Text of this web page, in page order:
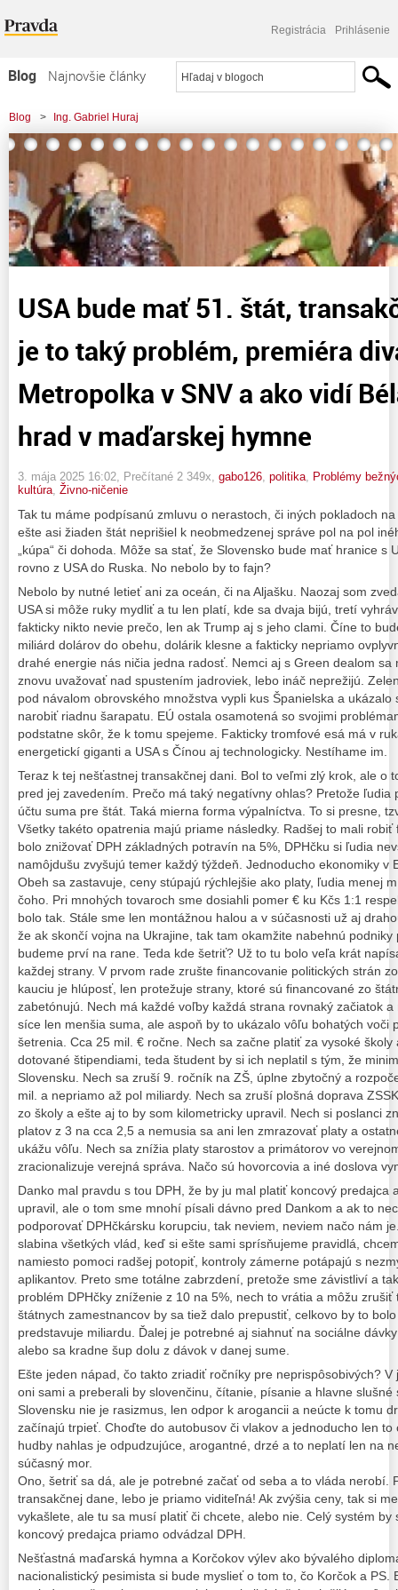
Registrácia Prihlásenie
Blog
Najnovšie články
Najčítanejšie články
Najkomentovanejšie články
Zoznam blogov
Komerčné blogy
Blog > Ing. Gabriel Huraj
> USA bude mať 51. štát, transakčná daň a prečo je to taký problém, premiéra
divadelnej hry Metropolka
USA bude mať 51. štát,
je to taký problém, premiéra
Metropolka v SNV a ako vidí
hrad v maďarskej hymne
3. mája 2025 16:02 , Prečítané 2 349x, gabo126 politika Problémy
kultúra Živno-ničenie
Tak tu máme podpísanú zmluvu o nerastoch, či iných pokladoch
ešte asi žiaden štát neprišiel k neobmedzenej správe pol na pol
„kúpa“ či dohoda. Môže sa stať, že Slovensko bude mať hranice s
rovno z USA do Ruska. No nebolo by to fajn?
Nebolo by nutné letieť ani za oceán, či na Aljašku. Naozaj som
USA si môže ruky mydliť a tu len platí, kde sa dvaja bijú, tretí
fakticky nikto nevie prečo, len ak Trump aj s jeho clami. Číne to
miliárd dolárov do obehu, dolárik klesne a fakticky nepriamo
drahé energie nás ničia jedna radosť. Nemci aj s Green dealom sa
znovu uvažovať nad spustením jadroviek, lebo ináč neprežijú.
pod návalom obrovského množstva vypli kus Španielska a
narobiť riadnu šarapatu. EÚ ostala osamotená so svojimi
podstatne skôr, že k tomu spejeme. Fakticky tromfové esá má v
energetickí giganti a USA s Čínou aj technologicky. Nestíhame im.
Teraz k tej nešťastnej transakčnej dani. Bol to veľmi zlý krok, ale o
pred jej zavedením. Prečo má taký negatívny ohlas? Pretože ľudia
účtu suma pre štát. Taká mierna forma výpalníctva. To si presne,
Všetky takéto opatrenia majú priame následky. Radšej to mali
bolo znižovať DPH základných potravín na 5%, DPHčku si ľudia
namôjdušu zvyšujú temer každý týždeň. Jednoducho ekonomiky v
Obeh sa zastavuje, ceny stúpajú rýchlejšie ako platy, ľudia menej
čoho. Pri mnohých tovaroch sme dosiahli pomer € ku Kčs 1:1
bolo tak. Stále sme len montážnou halou a v súčasnosti už aj
že ak skončí vojna na Ukrajine, tak tam okamžite nabehnú
budeme prví na rane. Teda kde šetriť? Už to tu bolo veľa krát
každej strany. V prvom rade zrušte financovanie politických strán
kauciu je hlúposť, len protežuje strany, ktoré sú financované zo
zabetónujú. Nech má každé voľby každá strana rovnaký začiatok
síce len menšia suma, ale aspoň by to ukázalo vôľu bohatých voči
šetrenia. Cca 25 mil. € ročne. Nech sa začne platiť za vysoké
dotované štipendiami, teda študent by si ich neplatil s tým, že
Slovensku. Nech sa zruší 9. ročník na ZŠ, úplne zbytočný a
mil. a nepriamo až pol miliardy. Nech sa zruší plošná doprava
zo školy a ešte aj to by som kilometricky upravil. Nech si poslanci
platov z 3 na cca 2,5 a nemusia sa ani len zmrazovať platy a
ukážu vôľu. Nech sa znížia platy starostov a primátorov vo
zracionalizuje verejná správa. Načo sú hovorcovia a iné doslova
Danko mal pravdu s tou DPH, že by ju mal platiť koncový predajca
upravil, ale o tom sme mnohí písali dávno pred Dankom a ak to
podporovať DPHčkársku korupciu, tak neviem, neviem načo nám
slabina všetkých vlád, keď si ešte sami sprísňujeme pravidlá,
namiesto pomoci radšej potopiť, kontroly zámerne potápajú s
aplikantov. Preto sme totálne zabrzdení, pretože sme závistliví a
problém DPHčky zníženie z 10 na 5%, nech to vrátia a môžu
štátnych zamestnancov by sa tiež dalo prepustiť, celkovo by to
predstavuje miliardu. Ďalej je potrebné aj siahnuť na sociálne
alebo sa kradne šup dolu z dávok v danej sume.
Ešte jeden nápad, čo takto zriadiť ročníky pre neprispôsobivých?
oni sami a preberali by slovenčinu, čítanie, písanie a hlavne slušné
Slovensku nie je rasizmus, len odpor k arogancii a neúcte k tomu
začínajú trpieť. Choďte do autobusov či vlakov a jednoducho len
hudby nahlas je odpudzujúce, arogantné, drzé a to neplatí len na
súčasný mor.
Ono, šetriť sa dá, ale je potrebné začať od seba a to vláda nerobí.
transakčnej dane, lebo je priamo viditeľná! Ak zvýšia ceny, tak si
vykašlete, ale tu sa musí platiť či chcete, alebo nie. Celý systém by
koncový predajca priamo odvádzal DPH.
Nešťastná maďarská hymna a Korčokov výlev ako bývalého
nacionalistický pesimista si bude myslieť o tom to, čo Korčok a PS.